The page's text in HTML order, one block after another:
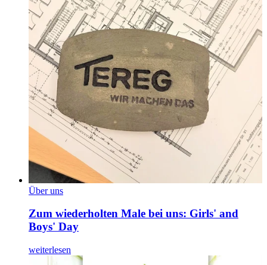
Über uns
Zum wiederholten Male bei uns: Girls' and
Boys' Day
weiterlesen